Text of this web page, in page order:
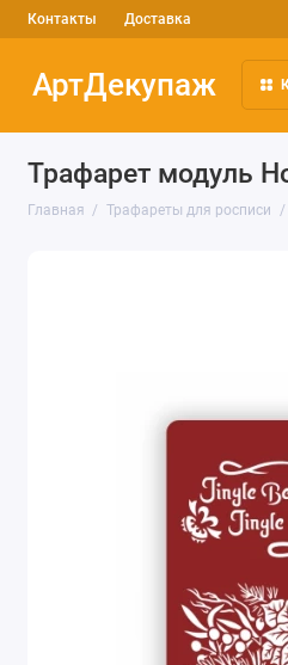
Контакты Доставка
АртДекупаж
Трафарет модуль
Главная Трафареты для росписи